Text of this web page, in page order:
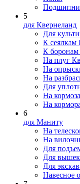
5
для Квернеланд
Для
К сеялкам
К боронам
На плуг
На
На
Для
На
На
6
для Маниту
На
На
Для
Для
Для
Навесное